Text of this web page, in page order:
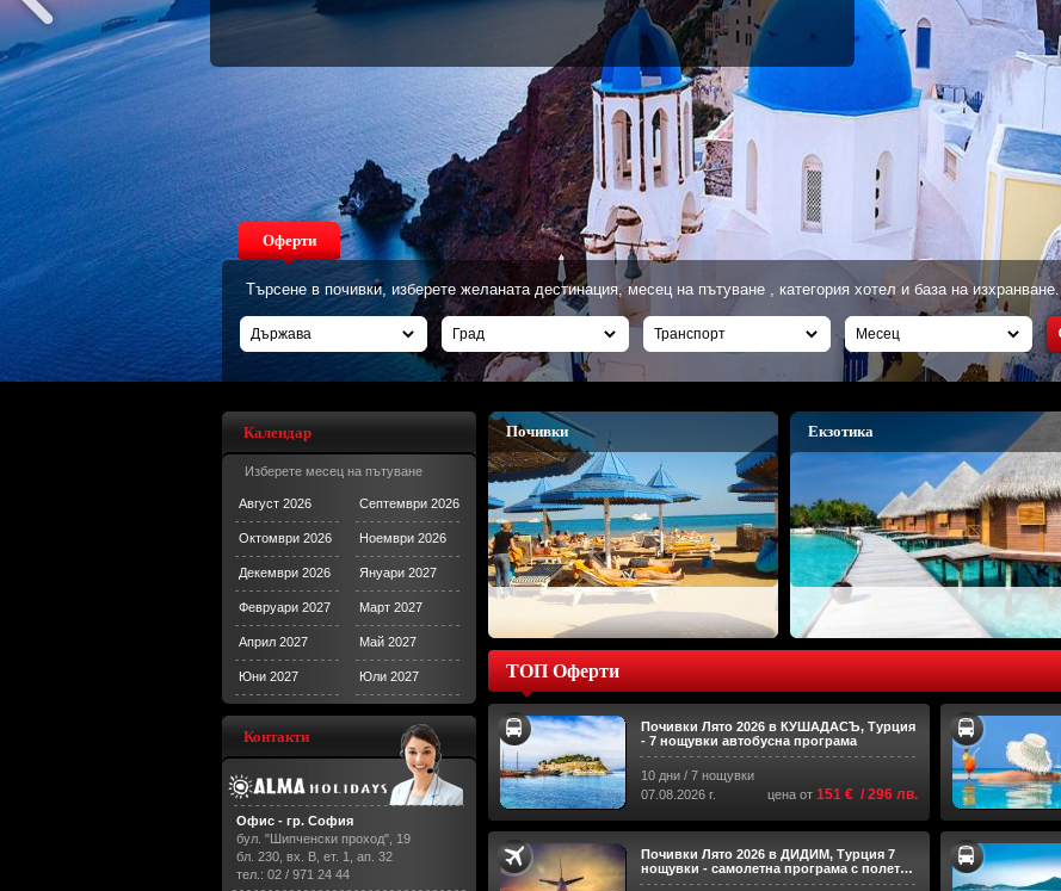
Оферти
Търсене в почивки, изберете желаната дестинация, месец на пътуване , категория хотел и база на изхранване.
Календар
Изберете месец на пътуване
Август 2026 Септември 2026
Октомври 2026 Ноември 2026
Декември 2026 Януари 2027
Февруари 2027 Март 2027
Април 2027 Май 2027
Юни 2027 Юли 2027
Контакти
Офис - гр. София
бул. "Шипченски проход", 19
бл. 230, вх. В, ет. 1, ап. 32
тел.: 02 / 971 24 44
Почивки Екзотика
ТОП Оферти
Почивки Лято 2026 в КУШАДАСЪ, Турция
- 7 нощувки автобусна програма
10 дни / 7 нощувки
цена от 151 € / 296 лв.
07.08.2026 г.
Почивки Лято 2026 в ДИДИМ, Турция 7
нощувки - самолетна програма с полет
до Измир